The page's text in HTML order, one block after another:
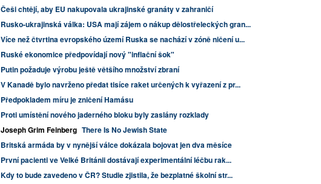
Češi chtějí, aby EU nakupovala ukrajinské granáty v zahraničí
Rusko-ukrajinská válka: USA mají zájem o nákup dělostřeleckých gran...
Více než čtvrtina evropského území Ruska se nachází v zóně ničení u...
Ruské ekonomice předpovídají nový "inflační šok"
Putin požaduje výrobu ještě většího množství zbraní
V Kanadě bylo navrženo předat tisíce raket určených k vyřazení z pr...
Předpokladem míru je zničení Hamásu
Proti umístění nového jaderného bloku byly zaslány rozklady
Joseph Grim Feinberg There Is No Jewish State
Britská armáda by v nynější válce dokázala bojovat jen dva měsíce
První pacienti ve Velké Británii dostávají experimentální léčbu rak...
Kdy to bude zavedeno v ČR? Studie zjistila, že bezplatné školní str...